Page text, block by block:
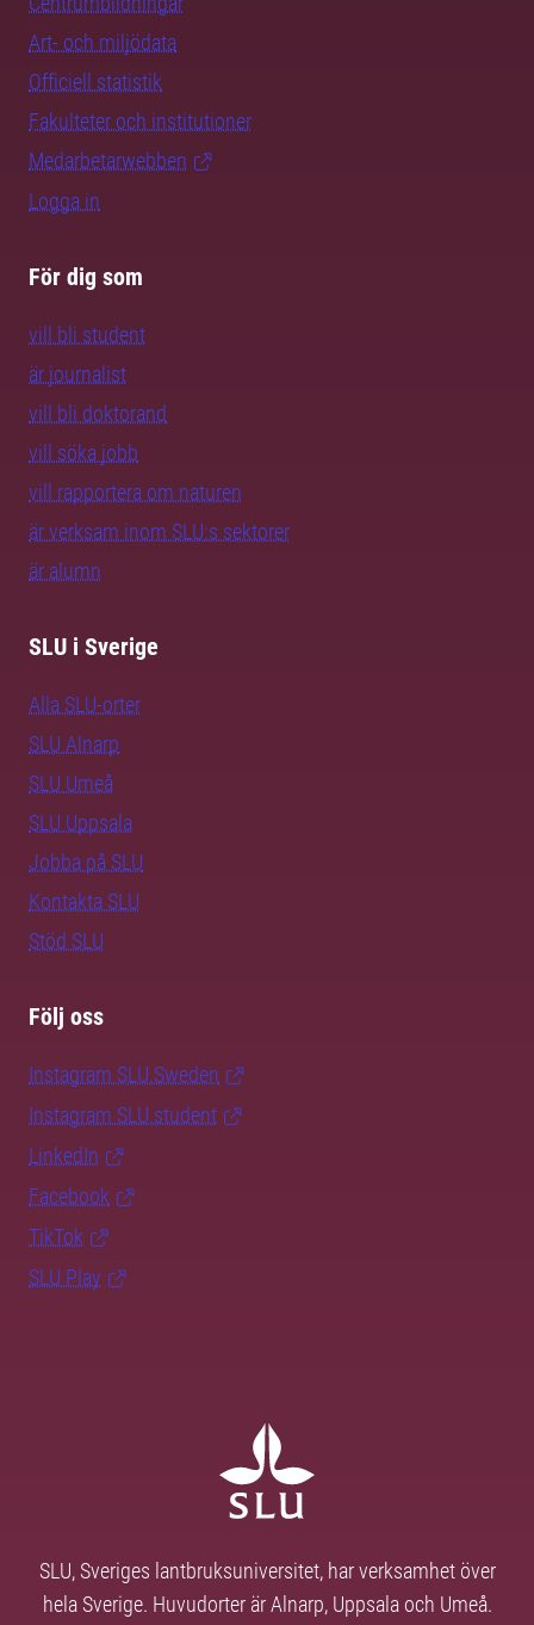
Art- och miljödata
Officiell statistik
Fakulteter och institutioner
Medarbetarwebben
Logga in
För dig som
vill bli student
är journalist
vill bli doktorand
vill söka jobb
vill rapportera om naturen
är verksam inom SLU:s sektorer
är alumn
SLU i Sverige
Alla SLU-orter
SLU Alnarp
SLU Umeå
SLU Uppsala
Jobba på SLU
Kontakta SLU
Stöd SLU
Följ oss
Instagram SLU.Sweden
Instagram SLU.student
LinkedIn
Facebook
TikTok
SLU Play
SLU, Sveriges lantbruksuniversitet, har verksamhet över
hela Sverige. Huvudorter är Alnarp, Uppsala och Umeå.